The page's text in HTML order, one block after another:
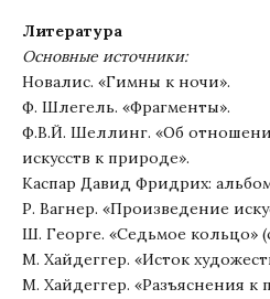
Литература
Основные источники:
Новалис. «Гимны к ночи».
Ф. Шлегель. «Фрагменты».
Ф.В.Й. Шеллинг. «Об
искусств к природе».
Каспар Давид Фридрих:
Р. Вагнер. «Произведение
Ш. Георге. «Седьмое кольцо»
М. Хайдеггер. «Исток
М. Хайдеггер. «Разъяснения к